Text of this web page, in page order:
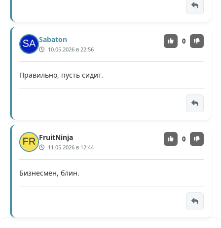
Sabaton
10.05.2026 в 22:56
0
Правильно, пусть сидит.
FruitNinja
11.05.2026 в 12:44
0
Бизнесмен, блин.